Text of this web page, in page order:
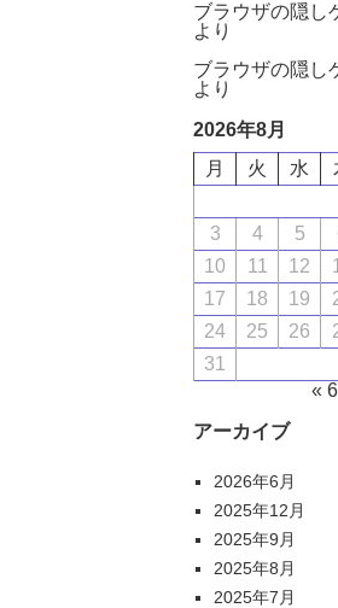
ブラウザの隠し
より
ブラウザの隠し
より
2026年8月
月
火 水
3
4 5
10
11 12
17
18 19
24
25 26
31
«
アーカイブ
2026年6月
2025年12月
2025年9月
2025年8月
2025年7月